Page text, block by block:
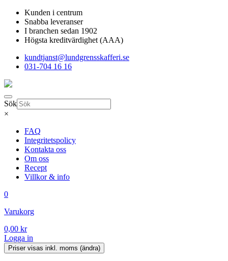
Kunden i centrum
Snabba leveranser
I branchen sedan 1902
Högsta kreditvärdighet (AAA)
kundtjanst@lundgrensskafferi.se
031-704 16 16
Sök
×
FAQ
Integritetspolicy
Kontakta oss
Om oss
Recept
Villkor & info
0
Varukorg
0,00 kr
Logga in